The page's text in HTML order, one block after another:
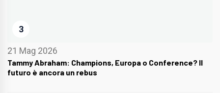
3
21 Mag 2026
Tammy Abraham: Champions, Europa o Conference? Il
futuro è ancora un rebus